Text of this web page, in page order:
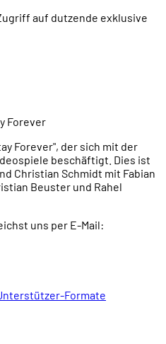
auf dutzende exklusive
Forever
Forever", der sich mit der
beschäftigt. Dies ist
Christian Schmidt mit Fabian
Beuster und Rahel
uns per E-Mail:
Formate